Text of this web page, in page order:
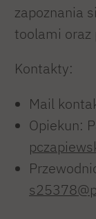
zapoznania
toolami
Kontakty:
Mail
Opiekun: